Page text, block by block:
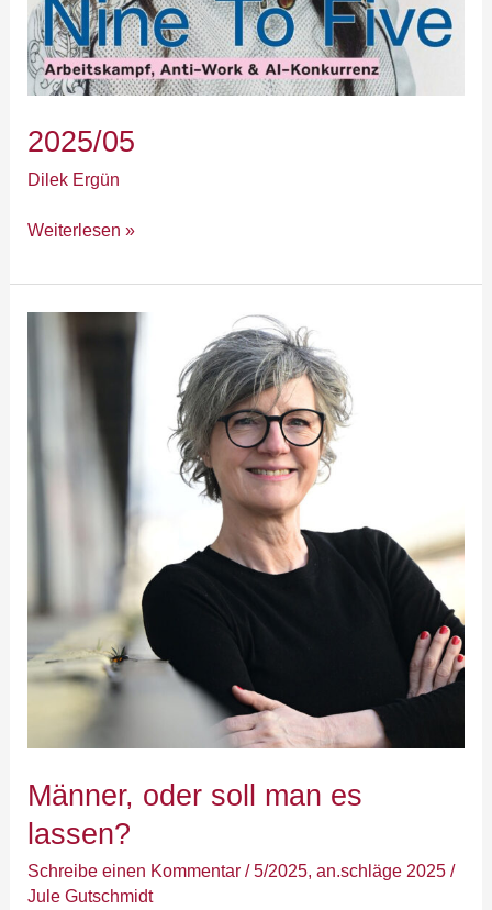
2025/05
Dilek Ergün
Weiterlesen »
Männer, oder soll man es
lassen?
Schreibe einen Kommentar /5/2025,an.schläge 2025 /
Jule Gutschmidt
lassen?